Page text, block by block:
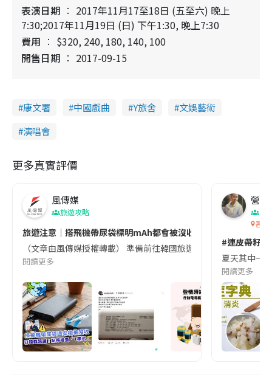
表演日期
2017年11月17至18日 (五至六) 晚上
7:30;2017年11月19日 (日) 下午1:30, 晚上7:30
費用
$320, 240, 180, 140, 100
開售日期
2017-09-15
康文署 中國戲曲 Y旅舍
文娛藝術
演唱會
更多真實評價
風傳媒
旅遊攻略
旅遊注意｜搭飛機帶尿袋標明mAh都會被沒收😱出發前切記檢查
（文章由風傳媒授權轉載） 準備前往韓國旅遊的民眾，近期要
閱讀更多
營養
香港
#連皮帶籽
夏天其中一
閱讀更多